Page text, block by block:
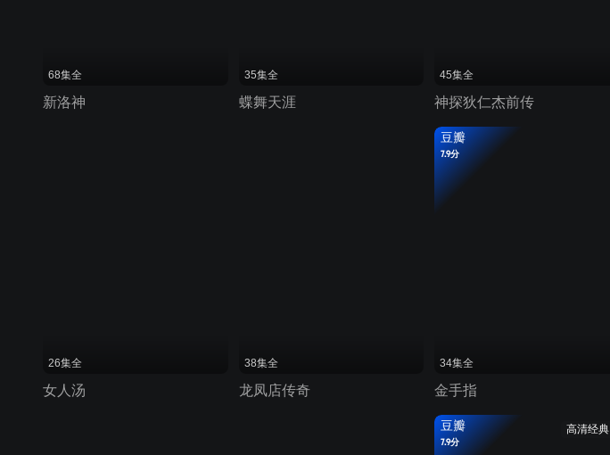
68集全
新洛神
35集全
蝶舞天涯
45集全
神探狄仁杰前传
26集全
女人汤
38集全
龙凤店传奇
豆瓣
7.9分
34集全
金手指
高清经典
豆瓣
7.9分